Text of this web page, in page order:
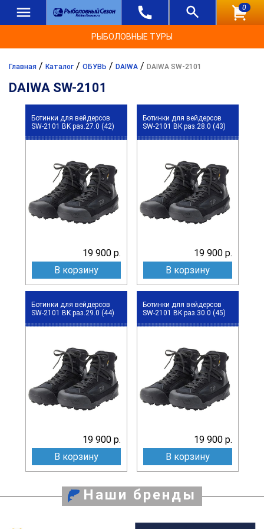
0
РЫБОЛОВНЫЕ ТУРЫ
Главная / Каталог / ОБУВЬ / DAIWA / DAIWA SW-2101
DAIWA SW-2101
Ботинки для вейдерсов
SW-2101 BK раз.27.0 (42)
19 900 р.
В корзину
Ботинки для вейдерсов
SW-2101 BK раз.28.0 (43)
19 900 р.
В корзину
Ботинки для вейдерсов
SW-2101 BK раз.29.0 (44)
19 900 р.
В корзину
Ботинки для вейдерсов
SW-2101 BK раз.30.0 (45)
19 900 р.
В корзину
Наши бренды